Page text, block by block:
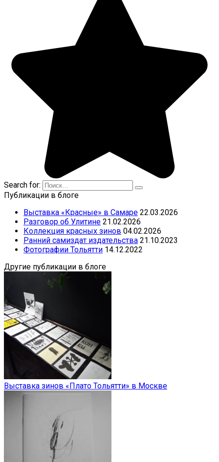
Search for:
Публикации в блоге
Выставка «Красные» в Самаре 22.03.2026
Разговор об Улитине 21.02.2026
Коллекция красных зинов 04.02.2026
Ранний самиздат издательства 21.10.2023
Фотографии Тольятти 14.12.2022
Другие публикации в блоге
Выставка зинов «Плато Тольятти» в Москве